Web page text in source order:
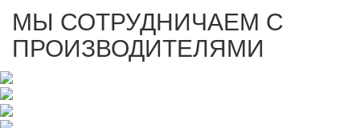
МЫ СОТРУДНИЧАЕМ С
ПРОИЗВОДИТЕЛЯМИ